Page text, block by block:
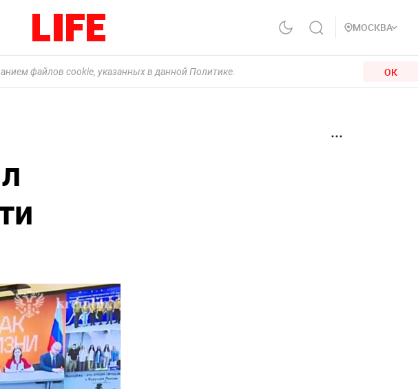
МОСКВА
файлов cookie, указанных в данной Политике. ОК